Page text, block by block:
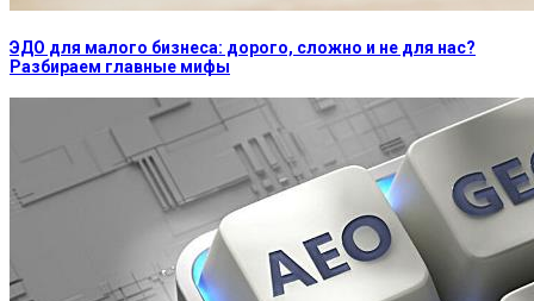
ЭДО для малого бизнеса: дорого, сложно и не для нас?
Разбираем главные мифы